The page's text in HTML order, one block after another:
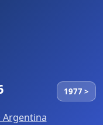
1977 >
Argentina